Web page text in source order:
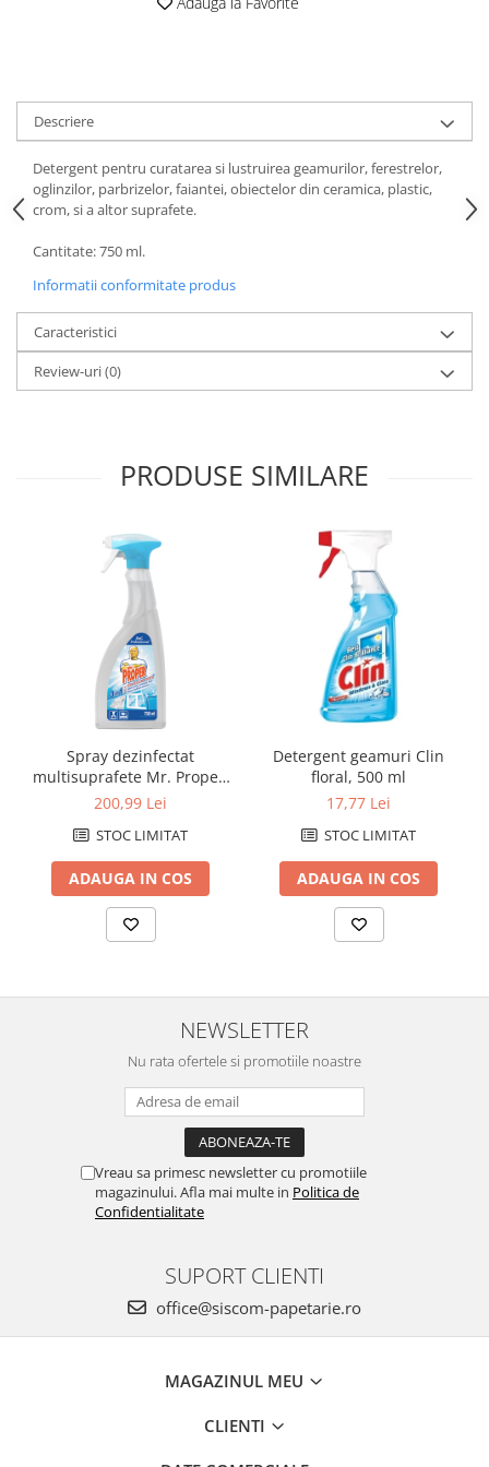
Dosare din plastic
Dosare suspendabile
Etichete bibliorafturi
File de protectie
Index autoadeziv
Mape din carton
Mape din plastic
Separatoare index
Suporturi pentru dosare
suspendabile
Etichete autoadezive
Hartie de calc si alte articole hartie
Hartie pentru copiator si
Hartie si carton pentru print color
Notite autoadezive
Registre si repertoare
Role hartie pentru plotter
Instrumente de scris si corectura
Instrumente de scris de lux
Markere pe baza de apa
Markere pe baza de vopsea
Markere pentru CD/DVD
Markere pentru desen tehnic
Markere pentru tabla
Markere pentru textile
Markere permanente
Descriere
Detergent pentru curatarea si lustruirea geamurilor, ferestrelor,
oglinzilor, parbrizelor, faiantei, obiectelor din ceramica, plastic,
crom, si a altor suprafete.
Cantitate: 750 ml.
Informatii conformitate produs
Caracteristici
Review-uri(0)
PRODUSE SIMILARE
Spray dezinfectat
multisuprafete Mr. Proper,
750 ml
200,99 Lei
STOC LIMITAT
ADAUGA IN COS
Detergent geamuri Clin
floral, 500 ml
17,77 Lei
STOC LIMITAT
ADAUGA IN COS
NEWSLETTER
Nu rata ofertele si promotiile noastre
Vreau sa primesc newsletter cu promotiile
magazinului. Afla mai multe in Politica de
Confidentialitate
SUPORT CLIENTI
office@siscom-papetarie.ro
MAGAZINUL MEU
CLIENTI